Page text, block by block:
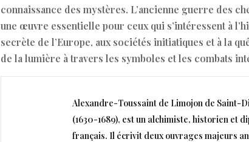
connaissance des mystères. L’ancienne guerre des
une œuvre essentielle pour ceux qui s’intéressent à
secrète de l’Europe, aux sociétés initiatiques et à la
de la lumière à travers les symboles et les combats
Alexandre-Toussaint de Limojon de Saint-
(1630-1689), est un alchimiste, historien et
français. Il écrivit deux ouvrages majeurs